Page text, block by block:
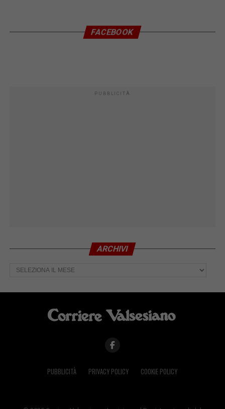
FACEBOOK
PUBBLICITÀ
ARCHIVI
Archivi
PUBBLICITÀ PRIVACY POLICY COOKIE POLICY